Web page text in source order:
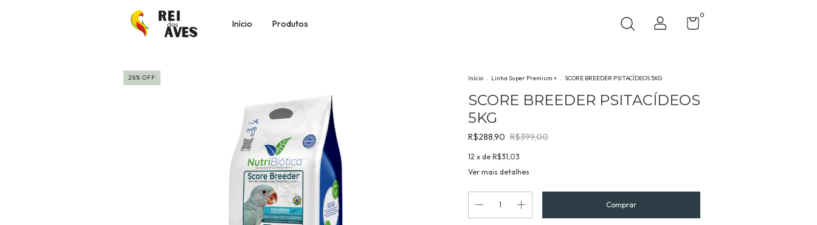
Início Produtos
0
28% OFF Início . Linha Super Premium + . SCORE BREEDER PSITACÍDEOS 5KG
SCORE BREEDER PSITACÍDEOS
5KG
R$288,90 R$399,00
12 x de R$31,03
Ver mais detalhes